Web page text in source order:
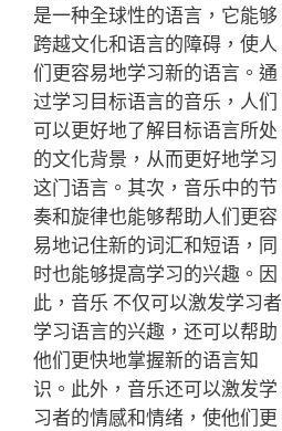
是一种全球性的语言，它能够
跨越文化和语言的障碍，使人
们更容易地学习新的语言。通
过学习目标语言的音乐，人们
可以更好地了解目标语言所处
的文化背景，从而更好地学习
这门语言。其次，音乐中的节
奏和旋律也能够帮助人们更容
易地记住新的词汇和短语，同
时也能够提高学习的兴趣。因
此，音乐 不仅可以激发学习者
学习语言的兴趣，还可以帮助
他们更快地掌握新的语言知
识。此外，音乐还可以激发学
习者的情感和情绪，使他们更